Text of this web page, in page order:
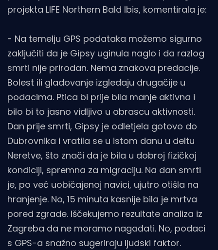
projekta LIFE Northern Bald Ibis, komentirala je:
- Na temelju GPS podataka možemo sigurno
zaključiti da je Gipsy uginula naglo i da razlog
smrti nije prirodan. Nema znakova predacije.
Bolest ili gladovanje izgledaju drugačije u
podacima. Ptica bi prije bila manje aktivna i
bilo bi to jasno vidljivo u obrascu aktivnosti.
Dan prije smrti, Gipsy je odletjela gotovo do
Dubrovnika i vratila se u istom danu u deltu
Neretve, što znači da je bila u dobroj fizičkoj
kondiciji, spremna za migraciju. Na dan smrti
je, po već uobičajenoj navici, ujutro otišla na
hranjenje. No, 15 minuta kasnije bila je mrtva
pored zgrade. Iščekujemo rezultate analiza iz
Zagreba da ne moramo nagađati. No, podaci
s GPS-a snažno sugeriraju ljudski faktor.